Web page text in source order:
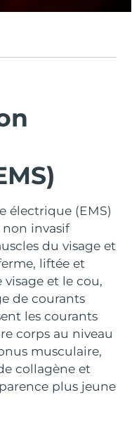
électrique (EMS)
invasif
du visage et
liftée et
et le cou,
de courants
les courants
corps au niveau
musculaire,
collagène et
plus jeune